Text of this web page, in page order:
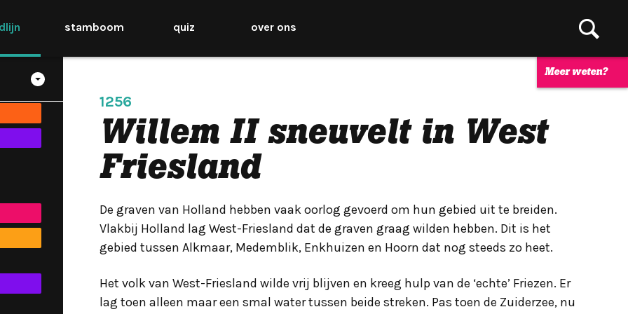
stamboom quiz over ons
Meer weten?
1256
Willem II sneuvelt in West
Friesland
De graven van Holland hebben vaak oorlog gevoerd om hun gebied uit te breiden.
Vlakbij Holland lag West-Friesland dat de graven graag wilden hebben. Dit is het
gebied tussen Alkmaar, Medemblik, Enkhuizen en Hoorn dat nog steeds zo heet.
Het volk van West-Friesland wilde vrij blijven en kreeg hulp van de ‘echte’ Friezen. Er
lag toen alleen maar een smal water tussen beide streken. Pas toen de Zuiderzee, nu